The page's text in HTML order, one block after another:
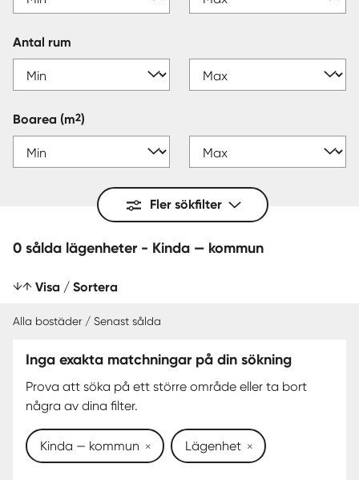
Antal rum
Boarea (m2)
Fler sökfilter
0 sålda lägenheter - Kinda — kommun
Visa / Sortera
SENAST SÅLDA
Alla bostäder / Senast sålda
Inga exakta matchningar på din sökning
Prova att söka på ett större område eller ta bort
några av dina filter.
Kinda — kommun Lägenhet